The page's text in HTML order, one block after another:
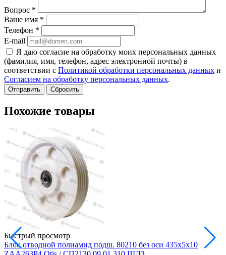
Вопрос *
Ваше имя *
Телефон *
E-mail
Я даю согласие на обработку моих персональных данных
(фамилия, имя, телефон, адрес электронной почты) в
соответствии с Политикой обработки персональных данных и
Согласием на обработку персональных данных.
Сбросить
Похожие товары
Быстрый просмотр
Блок отводной полиамид подш. 80210 без оси 435х5х10